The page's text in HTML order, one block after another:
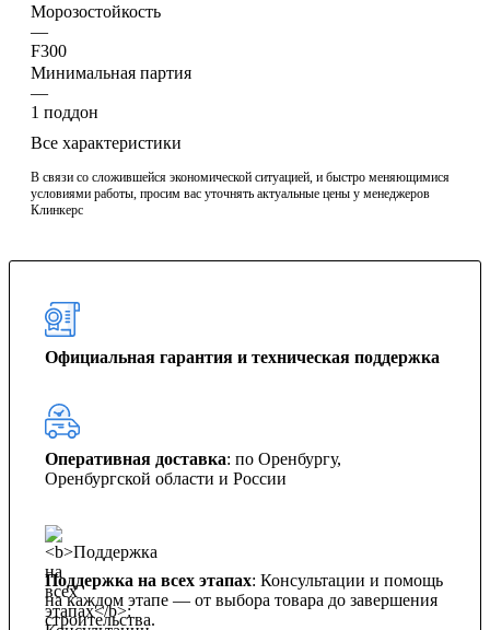
Морозостойкость
—
F300
Минимальная партия
—
1 поддон
Все характеристики
В связи со сложившейся экономической ситуацией, и быстро меняющимися
условиями работы, просим вас уточнять актуальные цены у менеджеров
Клинкерс
Официальная гарантия и техническая поддержка
Оперативная доставка: по Оренбургу,
Оренбургской области и России
Поддержка на всех этапах: Консультации и помощь
на каждом этапе — от выбора товара до завершения
строительства.